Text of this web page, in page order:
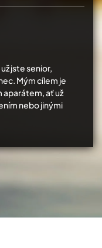
jste senior,
Mým cílem je
ať už
nebo jinými